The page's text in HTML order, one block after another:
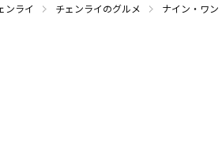
ンライ チェンライのグルメ ナイン・ワ